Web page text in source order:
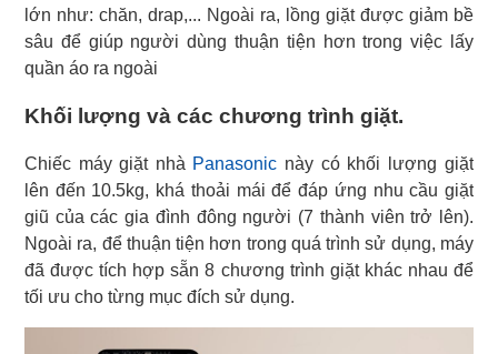
lớn như: chăn, drap,... Ngoài ra, lồng giặt được giảm bề
sâu để giúp người dùng thuận tiện hơn trong việc lấy
quần áo ra ngoài
Khối lượng và các chương trình giặt.
Chiếc máy giặt nhà Panasonic này có khối lượng giặt
lên đến 10.5kg, khá thoải mái để đáp ứng nhu cầu giặt
giũ của các gia đình đông người (7 thành viên trở lên).
Ngoài ra, để thuận tiện hơn trong quá trình sử dụng, máy
đã được tích hợp sẵn 8 chương trình giặt khác nhau để
tối ưu cho từng mục đích sử dụng.